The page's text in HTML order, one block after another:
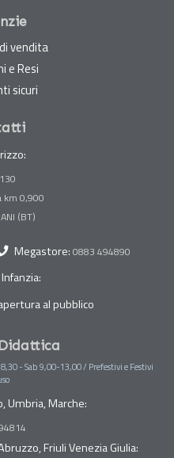
vendita
e Resi
sicuri
km 0,900
Megastore: 0883 494890
al pubblico
- Sab 9,00-13,00 / Prefestivi e Festivi
Umbria, Marche:
Friuli Venezia Giulia: